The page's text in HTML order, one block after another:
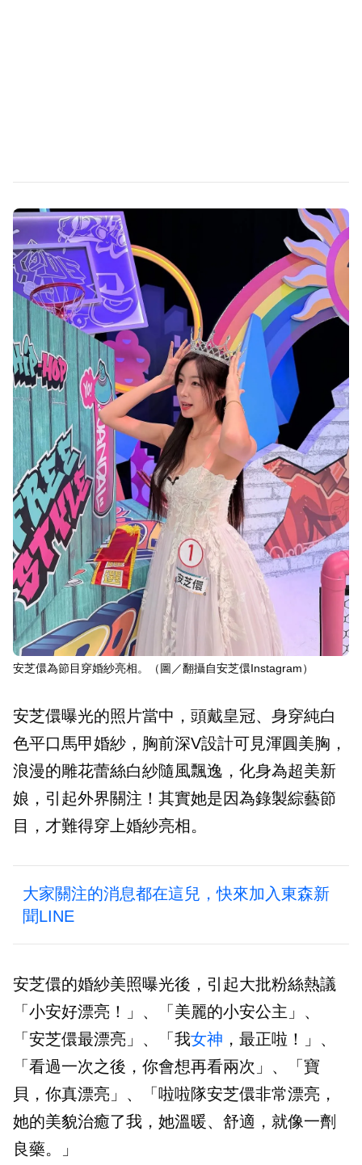
安芝儇為節目穿婚紗亮相。（圖／翻攝自安芝儇Instagram）
安芝儇曝光的照片當中，頭戴皇冠、身穿純白
色平口馬甲婚紗，胸前深V設計可見渾圓美胸，
浪漫的雕花蕾絲白紗隨風飄逸，化身為超美新
娘，引起外界關注！其實她是因為錄製綜藝節
目，才難得穿上婚紗亮相。
大家關注的消息都在這兒，快來加入東森新
聞LINE
安芝儇的婚紗美照曝光後，引起大批粉絲熱議
「小安好漂亮！」、「美麗的小安公主」、
「安芝儇最漂亮」、「我女神 ，最正啦！」、
「看過一次之後，你會想再看兩次」、「寶
貝，你真漂亮」、「啦啦隊安芝儇非常漂亮，
她的美貌治癒了我，她溫暖、舒適，就像一劑
良藥。」